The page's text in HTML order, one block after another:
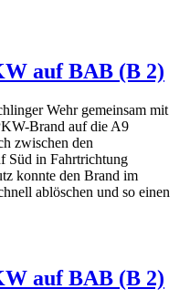
auf BAB (B 2)
Wehr gemeinsam mit
Brand auf die A9
zwischen den
Süd in Fahrtrichtung
konnte den Brand im
ablöschen und so einen
auf BAB (B 2)